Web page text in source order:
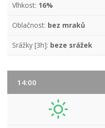
Vlhkost: 16%
Oblačnost: bez mraků
Srážky [3h]: beze srážek
14:00